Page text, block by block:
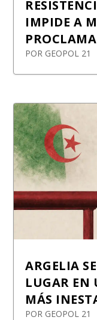
IMPIDE A
POR GEOPOL 21
ARGELIA
LUGAR EN
MÁS
POR GEOPOL 21